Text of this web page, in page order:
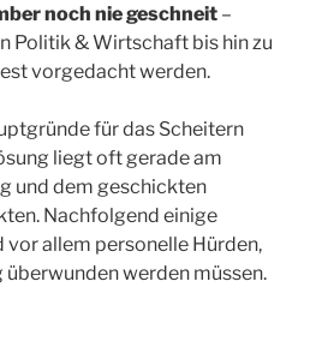
noch nie geschneit –
Politik & Wirtschaft bis hin zu
vorgedacht werden.
für das Scheitern
liegt oft gerade am
und dem geschickten
Nachfolgend einige
allem personelle Hürden,
werden müssen.